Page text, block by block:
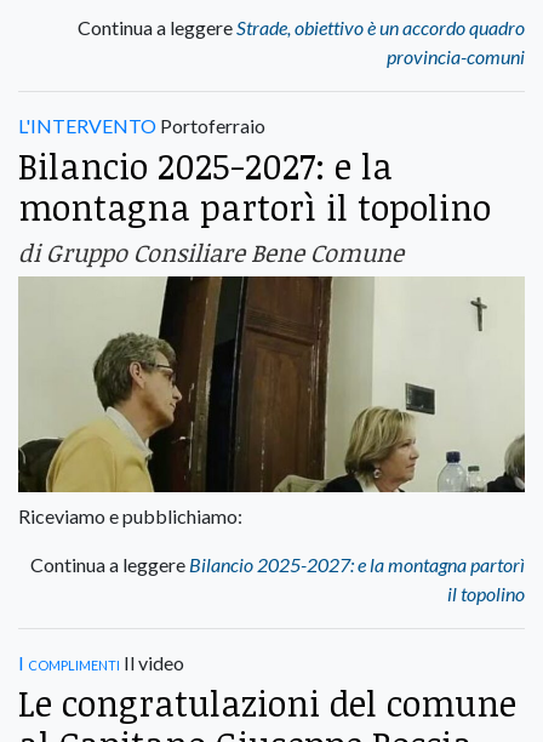
Continua a leggereStrade, obiettivo è un accordo quadro
provincia-comuni
L'INTERVENTO Portoferraio
Bilancio 2025-2027: e la
montagna partorì il topolino
di Gruppo Consiliare Bene Comune
Riceviamo e pubblichiamo:
Continua a leggere Bilancio 2025-2027: e la montagna partorì
il topolino
I complimenti Il video
Le congratulazioni del comune